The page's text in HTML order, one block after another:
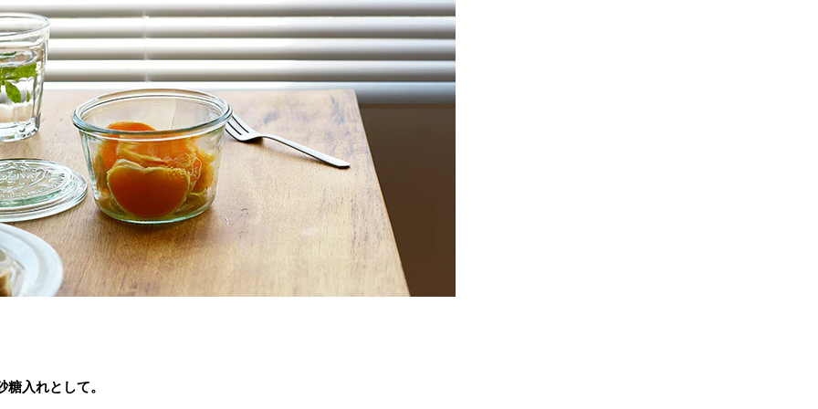
糖入れとして。